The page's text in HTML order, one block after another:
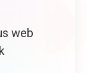
web